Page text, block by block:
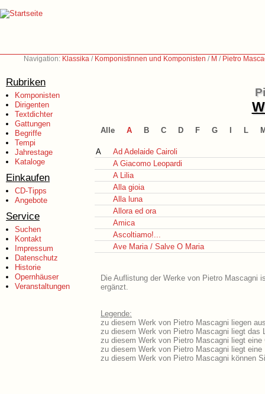
Navigation: Klassika / Komponistinnen und Komponisten / M / Pietro
Rubriken
Komponisten
Dirigenten
Textdichter
Gattungen
Begriffe
Tempi
Jahrestage
Kataloge
Einkaufen
CD-Tipps
Angebote
Service
Suchen
Kontakt
Impressum
Datenschutz
Historie
Opernhäuser
Veranstaltungen
Alle A B C D F G L
A
Ad Adelaide Cairoli
A Giacomo Leopardi
A Lilia
Alla gioia
Alla luna
Allora ed ora
Amica
Ascoltiamo!...
Ave Maria / Salve O Maria
Die Auflistung der Werke von Pietro Mascagni
ergänzt.
Legende:
zu diesem Werk von Pietro Mascagni liegen
zu diesem Werk von Pietro Mascagni liegt das
zu diesem Werk von Pietro Mascagni liegt eine
zu diesem Werk von Pietro Mascagni liegt eine
zu diesem Werk von Pietro Mascagni können